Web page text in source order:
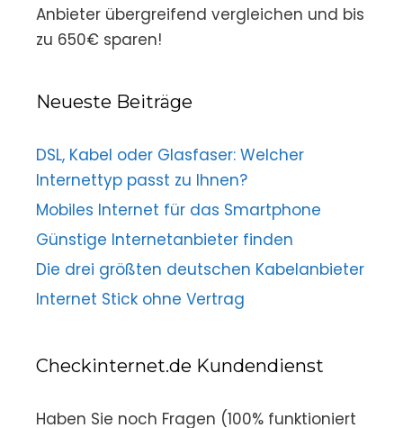
Anbieter übergreifend vergleichen und bis
zu 650€ sparen!
Neueste Beiträge
DSL, Kabel oder Glasfaser: Welcher
Internettyp passt zu Ihnen?
Mobiles Internet für das Smartphone
Günstige Internetanbieter finden
Die drei größten deutschen Kabelanbieter
Internet Stick ohne Vertrag
Checkinternet.de Kundendienst
Haben Sie noch Fragen (100% funktioniert